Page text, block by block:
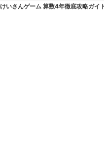
けいさんゲーム 算数4年徹底攻略ガイド